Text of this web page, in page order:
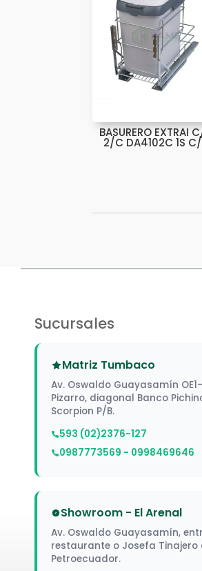
BASURERO EXTRAI
2/C DA4102C 1S
Sucursales
Matriz Tumbaco
Av. Oswaldo Guayasamín
Pizarro, diagonal Banco
Scorpion P/B.
593 (02)2376-127
0987773569 - 0998469646
Showroom - El Arenal
Av. Oswaldo Guayasamín,
restaurante o Josefa Tinajero
Petroecuador.